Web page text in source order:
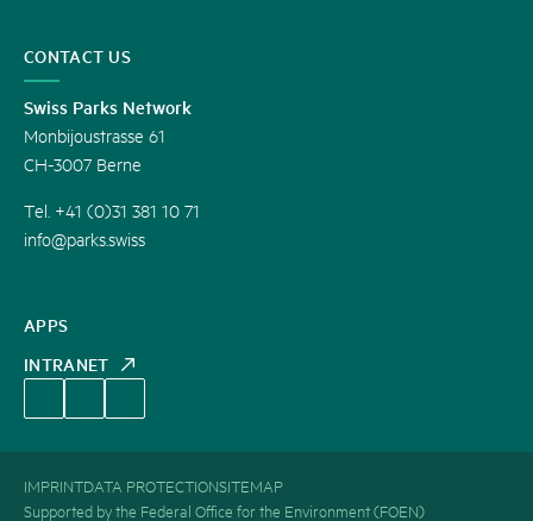
APPS
INTRANET
CONTACT US
Swiss Parks Network
Monbijoustrasse 61
CH-3007 Berne
Tel. +41 (0)31 381 10 71
info@parks.swiss
IMPRINTDATA PROTECTIONSITEMAP
Supported by the Federal Office for the Environment (FOEN)